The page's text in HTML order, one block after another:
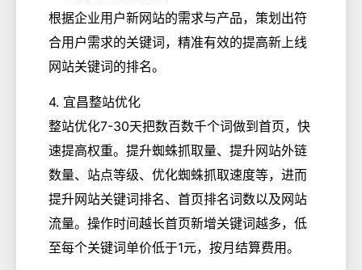
根据企业用户新网站的需求与产品，策划出符
合用户需求的关键词，精准有效的提高新上线
网站关键词的排名。
4. 宜昌整站优化
整站优化7-30天把数百数千个词做到首页，快
速提高权重。提升蜘蛛抓取量、提升网站外链
数量、站点等级、优化蜘蛛抓取速度等，进而
提升网站关键词排名、首页排名词数以及网站
流量。操作时间越长首页新增关键词越多，低
至每个关键词单价低于1元，按月结算费用。